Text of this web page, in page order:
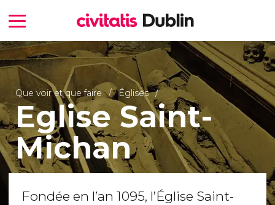
Que voir et que faire Églises
Eglise Saint-
Michan
Fondée en l’an 1095, l’Église Saint-